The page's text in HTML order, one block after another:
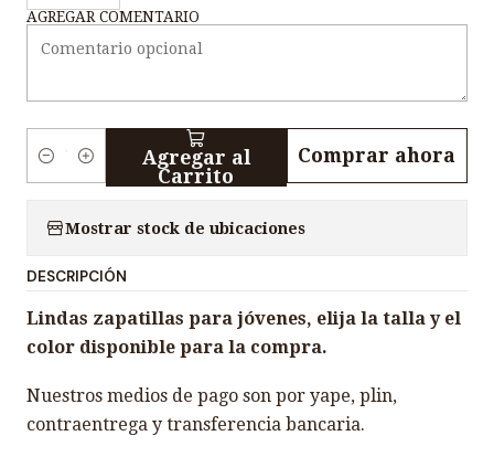
AGREGAR COMENTARIO
i
d
a
Agregar al
Carrito
Comprar ahora
Mostrar stock de ubicaciones
DESCRIPCIÓN
Lindas zapatillas para jóvenes, elija la talla y el
color disponible para la compra.
Nuestros medios de pago son por yape, plin,
contraentrega y transferencia bancaria.